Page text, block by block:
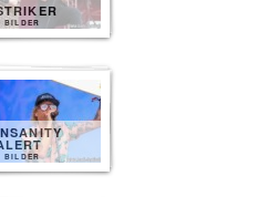
BILDER
BILDER